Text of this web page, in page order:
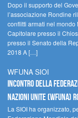
Dopo il supporto del
l’associazione Rondine
conflitti armati nel
Capitolare presso il
presso il Senato della
2018 A […]
WFUNA SIOI
Incontro della
Nazioni Unite (WFUNA)
La SIOI ha organizzato,